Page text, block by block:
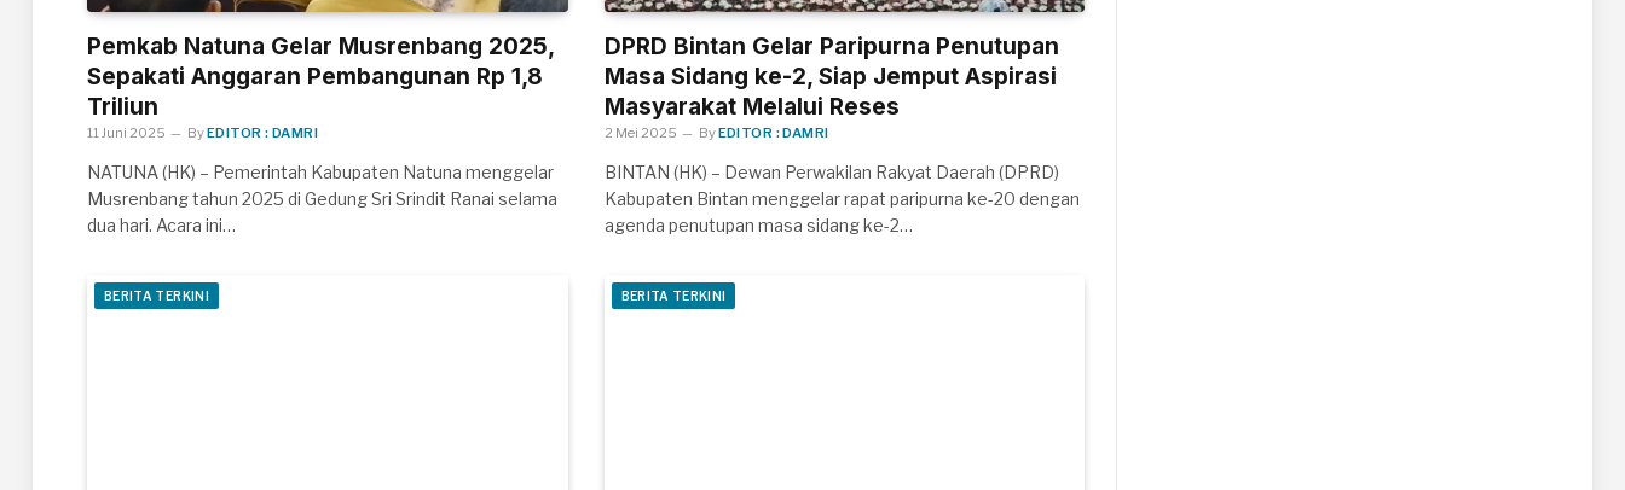
Pemkab Natuna Gelar Musrenbang 2025,
Sepakati Anggaran Pembangunan Rp 1,8
Triliun
11 Juni 2025 ByEDITOR : DAMRI
NATUNA (HK) – Pemerintah Kabupaten Natuna menggelar
Musrenbang tahun 2025 di Gedung Sri Srindit Ranai selama
dua hari. Acara ini…
DPRD Bintan Gelar Paripurna Penutupan
Masa Sidang ke-2, Siap Jemput Aspirasi
Masyarakat Melalui Reses
2 Mei 2025 ByEDITOR : DAMRI
BINTAN (HK) – Dewan Perwakilan Rakyat Daerah (DPRD)
Kabupaten Bintan menggelar rapat paripurna ke-20 dengan
agenda penutupan masa sidang ke-2…
BERITA TERKINI BERITA TERKINI